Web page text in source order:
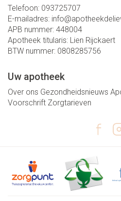
Telefoon: 093725707
E-mailadres: info@
APB nummer: 448004
Apotheek titularis: Lien Rijckaert
BTW nummer: 0808285756
Uw apotheek
Over ons Gezondheidsnieuws
Voorschrift Zorgtarieven